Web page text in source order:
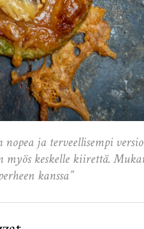
ja terveellisempi
keskelle kiirettä.
kanssa”